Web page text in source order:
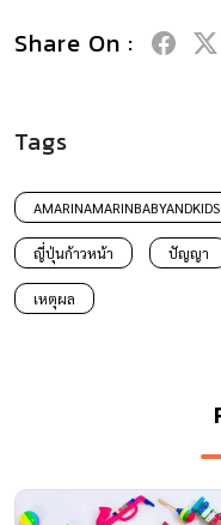
Share On :
Tags
AMARINAMARINBABYANDKIDS
ญี่ปุ่นก้าวหน้า ปัญญา
เหตุผล